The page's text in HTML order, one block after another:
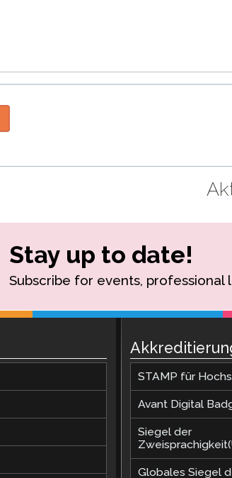
Stay up to date!
Subscribe for events, professional
STAMP für
Avant Digital
Siegel der
Globales Siegel